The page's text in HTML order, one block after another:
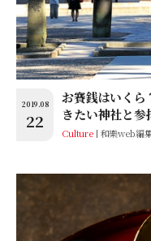
2019.08
22
お賽銭はいくら
きたい神社と
Culture 和樂web編